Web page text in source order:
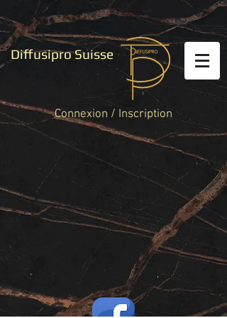
Diffusipro Suisse
Connexion / Inscription